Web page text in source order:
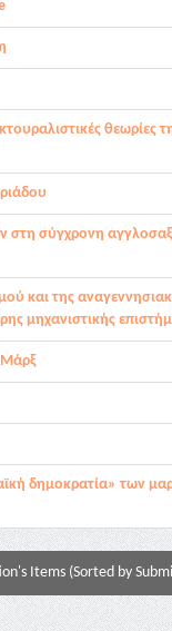
θεωρίες
στη σύγχρονη
και της
μηχανιστικής
Μάρξ
δημοκρατία» των
Items (Sorted by